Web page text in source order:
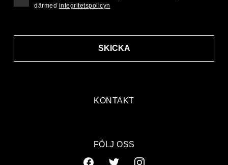
KONTAKT
SKICKA
därmed integritetspolicyn
FÖLJ OSS